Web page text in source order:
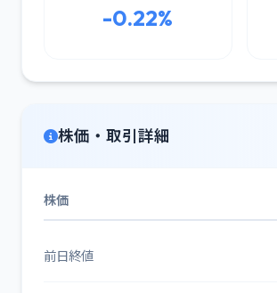
-0.22%
株価・取引詳細
株価
前日終値